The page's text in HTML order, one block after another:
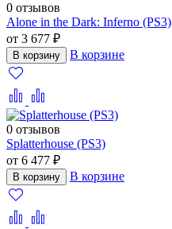
0 отзывов
Alone in the Dark: Inferno (PS3)
от 3 677 ₽
В корзину В корзине
0 отзывов
Splatterhouse (PS3)
от 6 477 ₽
В корзину В корзине